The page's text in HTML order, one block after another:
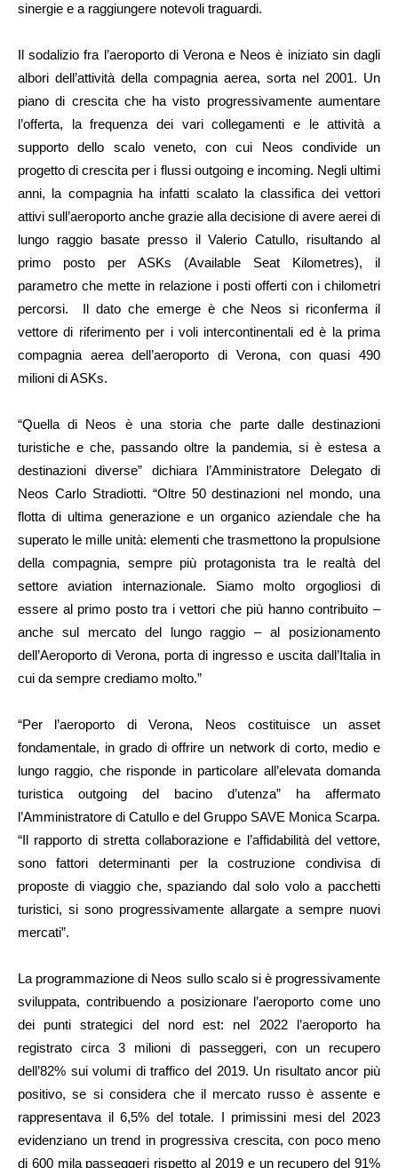
sinergie e a raggiungere notevoli traguardi.
Il sodalizio fra l’aeroporto di Verona e Neos è iniziato sin dagli
albori dell’attività della compagnia aerea, sorta nel 2001. Un
piano di crescita che ha visto progressivamente aumentare
l’offerta, la frequenza dei vari collegamenti e le attività a
supporto dello scalo veneto, con cui Neos condivide un
progetto di crescita per i flussi outgoing e incoming. Negli ultimi
anni, la compagnia ha infatti scalato la classifica dei vettori
attivi sull’aeroporto anche grazie alla decisione di avere aerei di
lungo raggio basate presso il Valerio Catullo, risultando al
primo posto per ASKs (Available Seat Kilometres), il
parametro che mette in relazione i posti offerti con i chilometri
percorsi. Il dato che emerge è che Neos si riconferma il
vettore di riferimento per i voli intercontinentali ed è la prima
compagnia aerea dell’aeroporto di Verona, con quasi 490
milioni di ASKs.
“Quella di Neos è una storia che parte dalle destinazioni
turistiche e che, passando oltre la pandemia, si è estesa a
destinazioni diverse” dichiara l’Amministratore Delegato di
Neos Carlo Stradiotti. “Oltre 50 destinazioni nel mondo, una
flotta di ultima generazione e un organico aziendale che ha
superato le mille unità: elementi che trasmettono la propulsione
della compagnia, sempre più protagonista tra le realtà del
settore aviation internazionale. Siamo molto orgogliosi di
essere al primo posto tra i vettori che più hanno contribuito –
anche sul mercato del lungo raggio – al posizionamento
dell’Aeroporto di Verona, porta di ingresso e uscita dall’Italia in
cui da sempre crediamo molto.”
“Per l’aeroporto di Verona, Neos costituisce un asset
fondamentale, in grado di offrire un network di corto, medio e
lungo raggio, che risponde in particolare all’elevata domanda
turistica outgoing del bacino d’utenza” ha affermato
l’Amministratore di Catullo e del Gruppo SAVE Monica Scarpa.
“Il rapporto di stretta collaborazione e l’affidabilità del vettore,
sono fattori determinanti per la costruzione condivisa di
proposte di viaggio che, spaziando dal solo volo a pacchetti
turistici, si sono progressivamente allargate a sempre nuovi
mercati”.
La programmazione di Neos sullo scalo si è progressivamente
sviluppata, contribuendo a posizionare l’aeroporto come uno
dei punti strategici del nord est: nel 2022 l’aeroporto ha
registrato circa 3 milioni di passeggeri, con un recupero
dell’82% sui volumi di traffico del 2019. Un risultato ancor più
positivo, se si considera che il mercato russo è assente e
rappresentava il 6,5% del totale. I primissini mesi del 2023
evidenziano un trend in progressiva crescita, con poco meno
di 600 mila passeggeri rispetto al 2019 e un recupero del 91%